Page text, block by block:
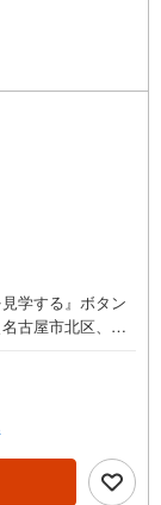
学する』ボタン
古屋市北区、守
ただいている不
環境はもちろ
の生の声をもと
まい探しの方へ/
住まい探しをさ
。＼お仕事で忙